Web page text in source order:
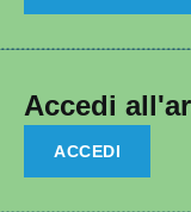
Accedi
ACCEDI